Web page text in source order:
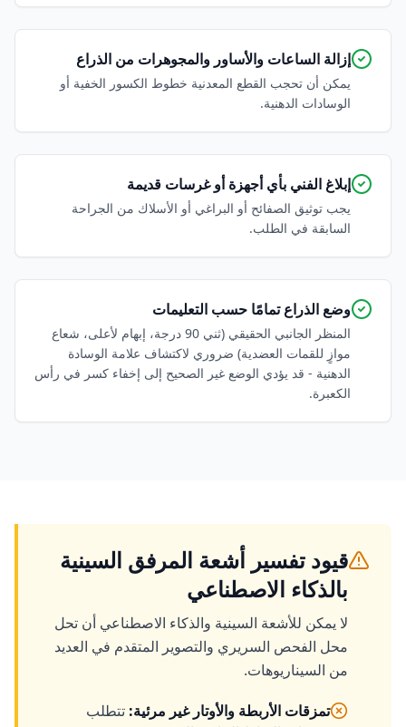
إزالة الساعات والأساور والمجوهرات من الذراع
يمكن أن تحجب القطع المعدنية خطوط الكسور الخفية أو
الوسادات الدهنية.
إبلاغ الفني بأي أجهزة أو غرسات قديمة
يجب توثيق الصفائح أو البراغي أو الأسلاك من الجراحة
السابقة في الطلب.
وضع الذراع تمامًا حسب التعليمات
المنظر الجانبي الحقيقي (ثني 90 درجة، إبهام لأعلى، شعاع
موازٍ للقمات العضدية) ضروري لاكتشاف علامة الوسادة
الدهنية - قد يؤدي الوضع غير الصحيح إلى إخفاء كسر في رأس
الكعبرة.
قيود تفسير أشعة المرفق السينية
بالذكاء الاصطناعي
لا يمكن للأشعة السينية والذكاء الاصطناعي أن تحل
محل الفحص السريري والتصوير المتقدم في العديد
من السيناريوهات.
تمزقات الأربطة والأوتار غير مرئية: تتطلب